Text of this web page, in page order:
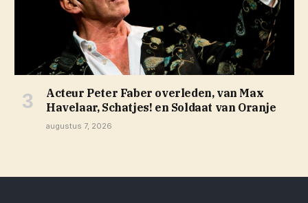
Acteur Peter Faber overleden, van Max
Havelaar, Schatjes! en Soldaat van Oranje
augustus 7, 2026